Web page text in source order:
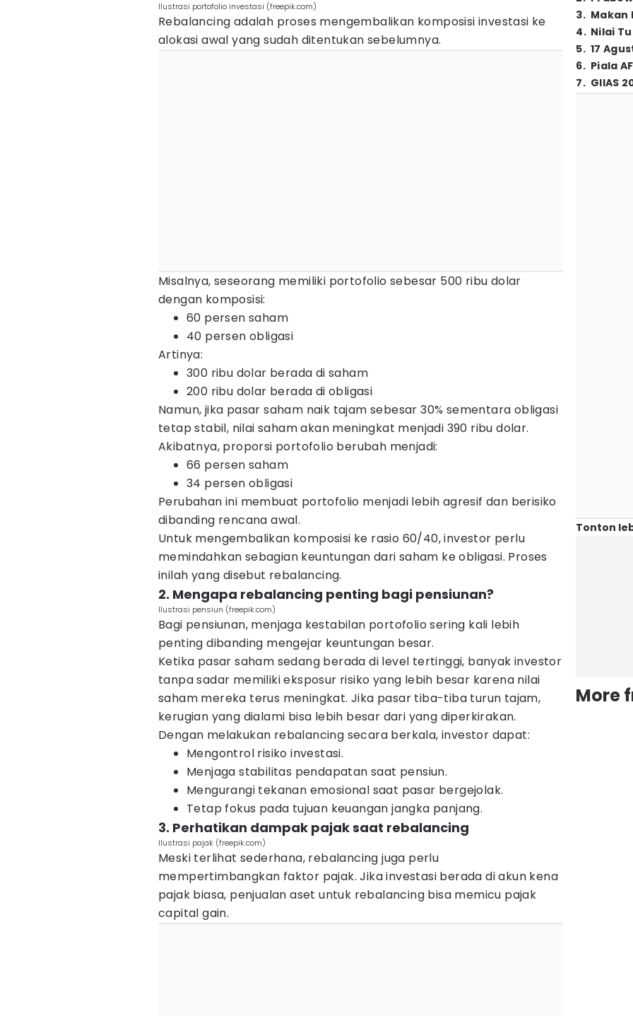
Ilustrasi portofolio investasi (freepik.com)
Rebalancing adalah proses mengembalikan komposisi investasi ke
alokasi awal yang sudah ditentukan sebelumnya.
Misalnya, seseorang memiliki portofolio sebesar 500 ribu dolar
dengan komposisi:
60 persen saham
40 persen obligasi
Artinya:
300 ribu dolar berada di saham
200 ribu dolar berada di obligasi
Namun, jika pasar saham naik tajam sebesar 30% sementara obligasi
tetap stabil, nilai saham akan meningkat menjadi 390 ribu dolar.
Akibatnya, proporsi portofolio berubah menjadi:
66 persen saham
34 persen obligasi
Perubahan ini membuat portofolio menjadi lebih agresif dan berisiko
dibanding rencana awal.
Untuk mengembalikan komposisi ke rasio 60/40, investor perlu
memindahkan sebagian keuntungan dari saham ke obligasi. Proses
inilah yang disebut rebalancing.
2. Mengapa rebalancing penting bagi pensiunan?
Ilustrasi pensiun (freepik.com)
Bagi pensiunan, menjaga kestabilan portofolio sering kali lebih
penting dibanding mengejar keuntungan besar.
Ketika pasar saham sedang berada di level tertinggi, banyak investor
tanpa sadar memiliki eksposur risiko yang lebih besar karena nilai
saham mereka terus meningkat. Jika pasar tiba-tiba turun tajam,
kerugian yang dialami bisa lebih besar dari yang diperkirakan.
Dengan melakukan rebalancing secara berkala, investor dapat:
Mengontrol risiko investasi.
Menjaga stabilitas pendapatan saat pensiun.
Mengurangi tekanan emosional saat pasar bergejolak.
Tetap fokus pada tujuan keuangan jangka panjang.
3. Perhatikan dampak pajak saat rebalancing
Ilustrasi pajak (freepik.com)
Meski terlihat sederhana, rebalancing juga perlu
mempertimbangkan faktor pajak. Jika investasi berada di akun kena
pajak biasa, penjualan aset untuk rebalancing bisa memicu pajak
capital gain.
3. Makan
4. Nilai
5. 17
6. Piala
7. GIIAS
Tonton
More